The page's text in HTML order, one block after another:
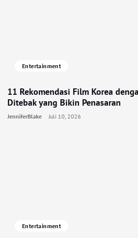
Entertainment
11 Rekomendasi Film Korea
Ditebak yang Bikin Penasaran
JenniferBlake Juli 10, 2026
Entertainment